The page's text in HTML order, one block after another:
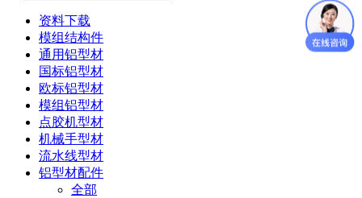
资料下载
模组结构件
通用铝型材
国标铝型材
欧标铝型材
模组铝型材
点胶机型材
机械手型材
流水线型材
铝型材配件
全部